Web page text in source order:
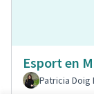
Esport en
Patricia Doig